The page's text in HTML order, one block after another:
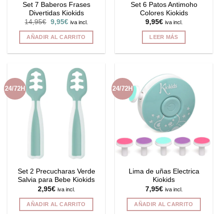
Set 7 Baberos Frases
Divertidas Kiokids
14,95€ El
original
era:
9,95€El
actual
es:
iva incl.
AÑADIR AL CARRITO
Set 6 Patos Antimoho
Colores Kiokids
9,95€ iva incl.
LEER MÁS
24/72H
Set 2 Precucharas Verde
Salvia para Bebe Kiokids
2,95€ iva incl.
AÑADIR AL CARRITO
24/72H
Lima de uñas Electrica
Kiokids
7,95€ iva incl.
AÑADIR AL CARRITO